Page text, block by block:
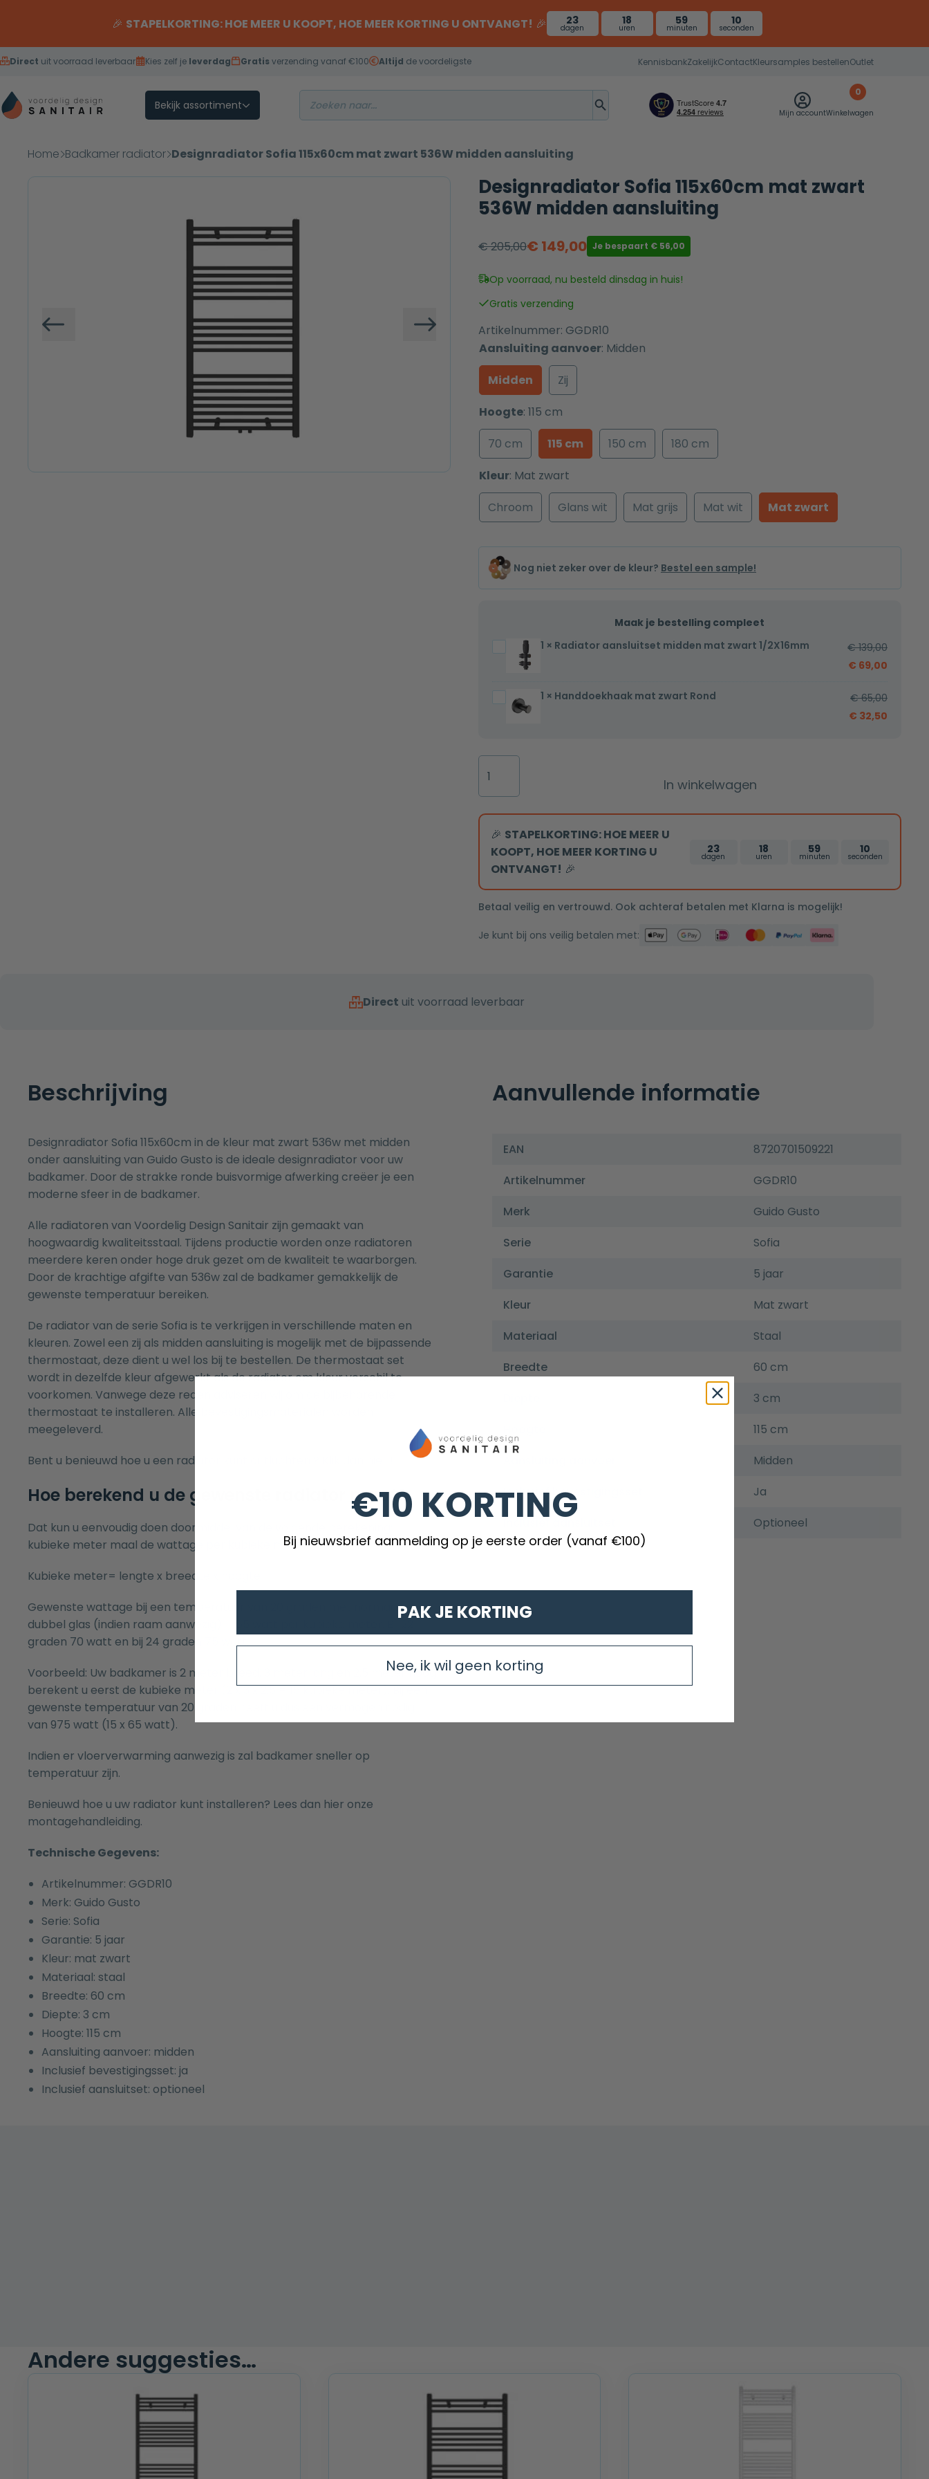
🎉 STAPELKORTING: HOE MEER U KOOPT, HOE MEER KORTING U ONTVANGT! 🎉 23
dagen
18
uren
59
minuten
9
seconden
Direct uit voorraad leverbaar Kies zelf je leverdag Gratisverzending vanaf €100 Altijd de voordeligste KennisbankZakelijkContactKleursamples bestellenOutlet
Bekijk assortiment
Mijn account
0
Winkelwagen
Home Badkamer radiator Designradiator Sofia 115x60cm mat zwart 536W midden aansluiting
Vorige Volgende
Designradiator Sofia 115x60cm mat zwart
536W midden aansluiting
€205,00
Oorspronkelijke
prijs
was:
€ 205,00.
€ 149,00
Huidige
prijs
is:
€ 149,00.
Je bespaart €56,00
Op voorraad, nu besteld dinsdag in huis!
Gratis verzending
Artikelnummer: GGDR10
Aansluiting aanvoer: Midden
Midden
Zij
Hoogte: 115 cm
70 cm
115 cm 150 cm
180 cm
Kleur: Mat zwart
Chroom
Glans wit Mat grijs Mat wit Mat zwart
Nog niet zeker over de kleur? Bestel een sample!
Maak je bestelling compleet
Radiator
aansluitset
mat
zwart
1 × Radiator aansluitset midden mat zwart 1/2X16mm €139,00
€ 69,00
Handdoekhaak
mat
1 × Handdoekhaak mat zwart Rond €65,00
€ 32,50
Sofia
115x60cm
mat
zwart
536W
midden
aansluiting
aantal
In winkelwagen
🎉 STAPELKORTING: HOE MEER U
KOOPT, HOE MEER KORTING U
ONTVANGT! 🎉
23
dagen
18
uren
59
minuten
9
seconden
Betaal veilig en vertrouwd. Ook achteraf betalen met Klarna is mogelijk!
Je kunt bij ons veilig betalen met:
Direct uit voorraad leverbaar
Beschrijving
Designradiator Sofia 115x60cm in de kleur mat zwart 536w met midden
onder aansluiting van Guido Gusto is de ideale designradiator voor uw
badkamer. Door de strakke ronde buisvormige afwerking creëer je een
moderne sfeer in de badkamer.
Alle radiatoren van Voordelig Design Sanitair zijn gemaakt van
hoogwaardig kwaliteitsstaal. Tijdens productie worden onze radiatoren
meerdere keren onder hoge druk gezet om de kwaliteit te waarborgen.
Door de krachtige afgifte van 536w zal de badkamer gemakkelijk de
gewenste temperatuur bereiken.
De radiator van de serie Sofia is te verkrijgen in verschillende maten en
kleuren. Zowel een zij als midden aansluiting is mogelijk met de bijpassende
thermostaat, deze dient u wel los bij te bestellen. De thermostaat set
wordt in dezelfde kleur afgewerkt als de radiator om kleur verschil te
voorkomen. Vanwege deze reden adviseren wij om de bijbehorende
thermostaat te installeren. Alle bevestigingsmaterialen worden
meegeleverd.
Bent u benieuwd hoe u een radiator kunt ontluchten ? Klik dan
Hoe berekend u de gewenste radiator maat?
Dat kun u eenvoudig doen doormiddel van de volgende berekening:
kubieke meter maal de wattage per kubieke meter.
Kubieke meter= lengte x breedte x hoogte
Gewenste wattage bij een temperatuur van 20 graden met normaal
dubbel glas (indien raam aanwezig) = 65 watt per kubieke meter. Bij 22
graden 70 watt en bij 24 graden 75 watt.
Voorbeeld: Uw badkamer is 2 meter breed, 3 meter lang en 2,5 meter hoog
berekent u eerst de kubieke meter (2 x 3 x 2,5 = 15 kubieke meter). Bij een
gewenste temperatuur van 20 graden heeft u dus een vermogen nodig
van 975 watt (15 x 65 watt).
Indien er vloerverwarming aanwezig is zal badkamer sneller op
temperatuur zijn.
Benieuwd hoe u uw radiator kunt installeren? Lees dan hier onze
montagehandleiding.
Technische Gegevens:
Artikelnummer: GGDR10
Merk: Guido Gusto
Serie: Sofia
Garantie: 5 jaar
Kleur: mat zwart
Materiaal: staal
Breedte: 60 cm
Diepte: 3 cm
Hoogte: 115 cm
Aansluiting aanvoer: midden
Inclusief bevestigingsset: ja
Inclusief aansluitset: optioneel
Aanvullende informatie
EAN
8720701509221
Artikelnummer
GGDR10
Merk
Guido Gusto
Serie
Sofia
Garantie
5 jaar
Kleur
Mat zwart
Materiaal
Staal
Breedte
60 cm
3 cm
115 cm
Midden
Inclusief bevestigingsset
Ja
Optioneel
Andere suggesties…
€10 KORTING
Bij nieuwsbrief aanmelding op je eerste order (vanaf €100)
PAK JE KORTING
Nee, ik wil geen korting